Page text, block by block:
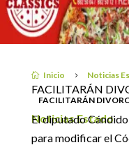
 Inicio 5 Noticias
FACILITARÁN
Noticias Estado
25 diciembre, 2018
FACILITARÁN
El diputado
para modificar el